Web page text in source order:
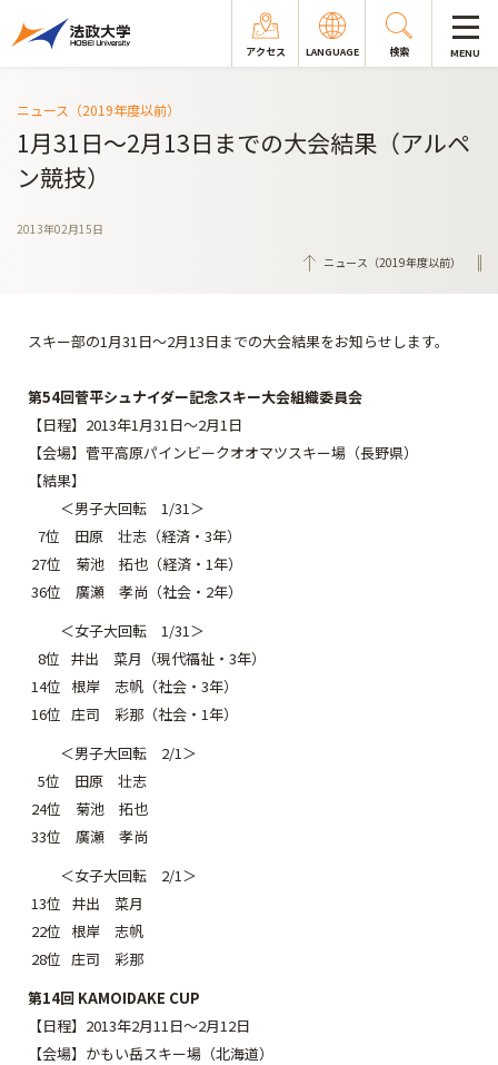
アクセス LANGUAGE 検索 MENU
ニュース（2019年度以前）
1月31日～2月13日までの大会結果（アルペ
ン競技）
2013年02月15日
ニュース（2019年度以前）
スキー部の1月31日～2月13日までの大会結果をお知らせします。
第54回菅平シュナイダー記念スキー大会組織委員会
【日程】2013年1月31日～2月1日
【会場】菅平高原パインビークオオマツスキー場（長野県）
【結果】
＜男子大回転 1/31＞
7位 田原 壮志（経済・3年）
27位 菊池 拓也（経済・1年）
36位 廣瀬 孝尚（社会・2年）
＜女子大回転 1/31＞
8位 井出 菜月（現代福祉・3年）
14位 根岸 志帆（社会・3年）
16位 庄司 彩那（社会・1年）
＜男子大回転 2/1＞
5位 田原 壮志
24位 菊池 拓也
33位 廣瀬 孝尚
＜女子大回転 2/1＞
13位 井出 菜月
22位 根岸 志帆
28位 庄司 彩那
第14回 KAMOIDAKE CUP
【日程】2013年2月11日～2月12日
【会場】かもい岳スキー場（北海道）